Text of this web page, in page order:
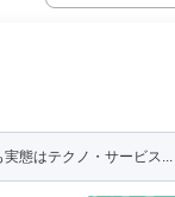
態はテクノ・サービス...